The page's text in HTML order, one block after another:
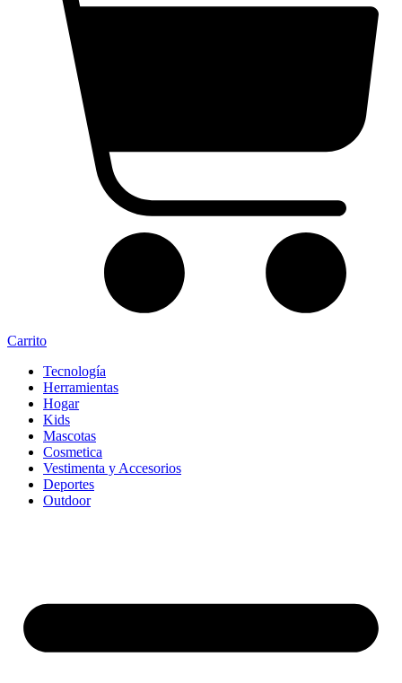
Carrito
Tecnología
Herramientas
Hogar
Kids
Mascotas
Cosmetica
Vestimenta y Accesorios
Deportes
Outdoor